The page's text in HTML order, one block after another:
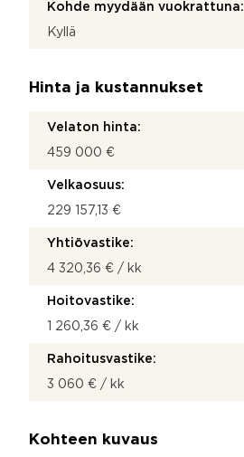
Kohde myydään vuokrattuna:
Kyllä
Hinta ja kustannukset
Velaton hinta:
459 000 €
Velkaosuus:
229 157,13 €
Yhtiövastike:
4 320,36 € / kk
Hoitovastike:
1 260,36 € / kk
Rahoitusvastike:
3 060 € / kk
Kohteen kuvaus